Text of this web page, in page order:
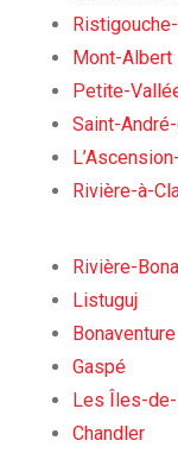
Mont-Albert
Petite-
Saint-
Rivière-à-
Rivière-
Listuguj
Bonaventure
Gaspé
Les Îles-
Chandler